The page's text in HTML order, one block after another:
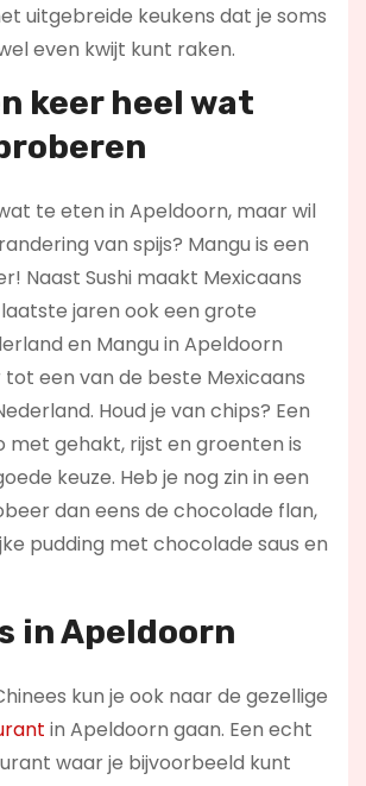
uitgebreide keukens dat je soms
even kwijt kunt raken.
keer heel wat
te eten in Apeldoorn, maar wil
van spijs? Mangu is een
Naast Sushi maakt Mexicaans
jaren ook een grote
en Mangu in Apeldoorn
een van de beste Mexicaans
Houd je van chips? Een
met gehakt, rijst en groenten is
keuze. Heb je nog zin in een
dan eens de chocolade flan,
pudding met chocolade saus en
in Apeldoorn
kun je ook naar de gezellige
in Apeldoorn gaan. Een echt
waar je bijvoorbeeld kunt